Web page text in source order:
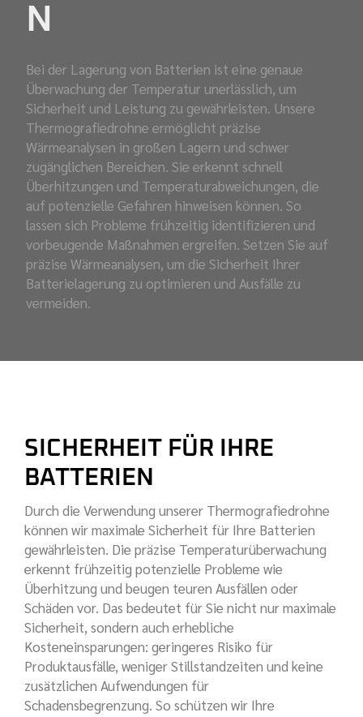
N
Bei der Lagerung von Batterien ist eine genaue
Überwachung der Temperatur unerlässlich, um
Sicherheit und Leistung zu gewährleisten. Unsere
Thermografiedrohne ermöglicht präzise
Wärmeanalysen in großen Lagern und schwer
zugänglichen Bereichen. Sie erkennt schnell
Überhitzungen und Temperaturabweichungen, die
auf potenzielle Gefahren hinweisen können. So
lassen sich Probleme frühzeitig identifizieren und
vorbeugende Maßnahmen ergreifen. Setzen Sie auf
präzise Wärmeanalysen, um die Sicherheit Ihrer
Batterielagerung zu optimieren und Ausfälle zu
vermeiden.
SICHERHEIT FÜR IHRE
BATTERIEN
Durch die Verwendung unserer Thermografiedrohne
können wir maximale Sicherheit für Ihre Batterien
gewährleisten. Die präzise Temperaturüberwachung
erkennt frühzeitig potenzielle Probleme wie
Überhitzung und beugen teuren Ausfällen oder
Schäden vor. Das bedeutet für Sie nicht nur maximale
Sicherheit, sondern auch erhebliche
Kosteneinsparungen: geringeres Risiko für
Produktausfälle, weniger Stillstandzeiten und keine
zusätzlichen Aufwendungen für
Schadensbegrenzung. So schützen wir Ihre